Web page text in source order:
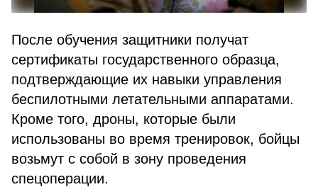
После обучения защитники получат
сертификаты государственного образца,
подтверждающие их навыки управления
беспилотными летательными аппаратами.
Кроме того, дроны, которые были
использованы во время тренировок, бойцы
возьмут с собой в зону проведения
спецоперации.